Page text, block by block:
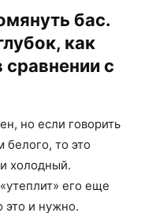
бас.
как
сравнении с
но если говорить
белого, то это
холодный.
его еще
это и нужно.